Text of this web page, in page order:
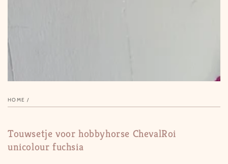
HOME /
Touwsetje voor hobbyhorse ChevalRoi
unicolour fuchsia